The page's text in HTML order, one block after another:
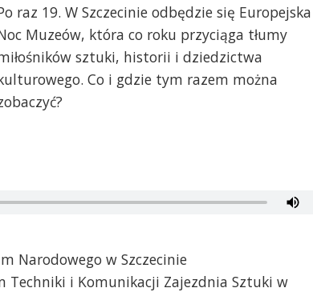
raz 19. W Szczecinie odbędzie się Europejska
Muzeów, która co roku przyciąga tłumy
sztuki, historii i dziedzictwa
Co i gdzie tym razem można
Narodowego w Szczecinie
Techniki i Komunikacji Zajezdnia Sztuki w